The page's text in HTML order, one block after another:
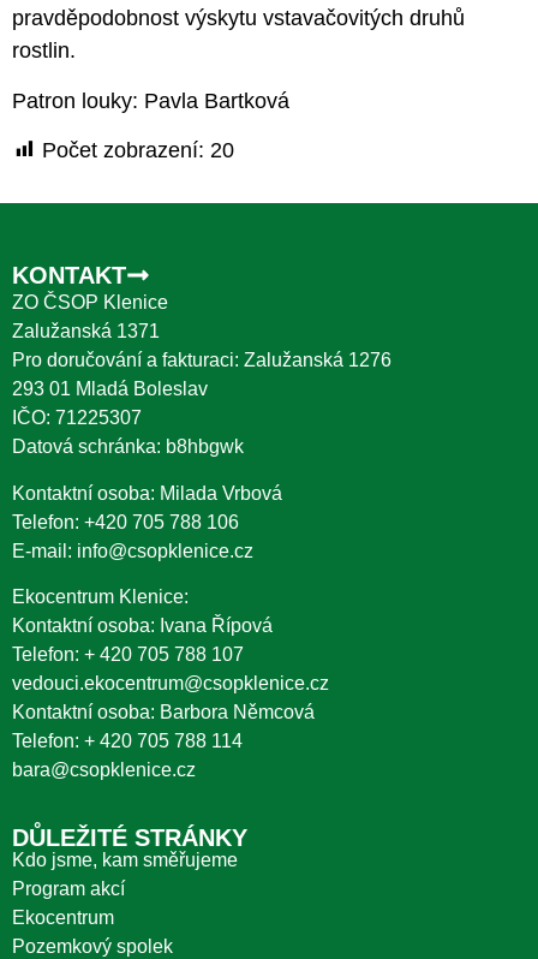
pravděpodobnost výskytu vstavačovitých druhů
rostlin.
Patron louky: Pavla Bartková
Počet zobrazení: 20
KONTAKT
ZO ČSOP Klenice
Zalužanská 1371
Pro doručování a fakturaci: Zalužanská 1276
293 01 Mladá Boleslav
IČO: 71225307
Datová schránka: b8hbgwk
Kontaktní osoba: Milada Vrbová
Telefon: +420 705 788 106
E-mail: info@csopklenice.cz
Ekocentrum Klenice:
Kontaktní osoba: Ivana Řípová
Telefon: + 420 705 788 107
vedouci.ekocentrum@csopklenice.cz
Kontaktní osoba: Barbora Němcová
Telefon: + 420 705 788 114
bara@csopklenice.cz
DŮLEŽITÉ STRÁNKY
Kdo jsme, kam směřujeme
Program akcí
Ekocentrum
Pozemkový spolek